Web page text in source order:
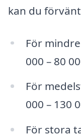
kan du
För
000 – 80
För
000 – 130
För stora